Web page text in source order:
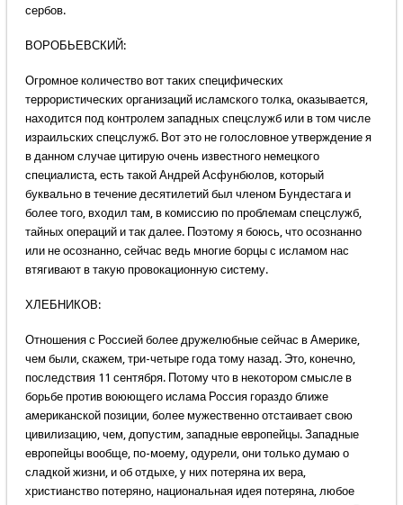
сербов.
ВОРОБЬЕВСКИЙ:
Огромное количество вот таких специфических
террористических организаций исламского толка, оказывается,
находится под контролем западных спецслужб или в том числе
израильских спецслужб. Вот это не голословное утверждение я
в данном случае цитирую очень известного немецкого
специалиста, есть такой Андрей Асфунбюлов, который
буквально в течение десятилетий был членом Бундестага и
более того, входил там, в комиссию по проблемам спецслужб,
тайных операций и так далее. Поэтому я боюсь, что осознанно
или не осознанно, сейчас ведь многие борцы с исламом нас
втягивают в такую провокационную систему.
ХЛЕБНИКОВ:
Отношения с Россией более дружелюбные сейчас в Америке,
чем были, скажем, три-четыре года тому назад. Это, конечно,
последствия 11 сентября. Потому что в некотором смысле в
борьбе против воюющего ислама Россия гораздо ближе
американской позиции, более мужественно отстаивает свою
цивилизацию, чем, допустим, западные европейцы. Западные
европейцы вообще, по-моему, одурели, они только думаю о
сладкой жизни, и об отдыхе, у них потеряна их вера,
христианство потеряно, национальная идея потеряна, любое